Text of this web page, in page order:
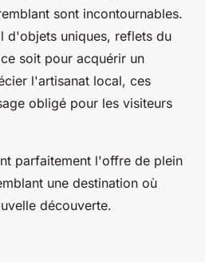
sont incontournables.
d'objets uniques, reflets du
soit pour acquérir un
l'artisanat local, ces
obligé pour les visiteurs
parfaitement l'offre de plein
une destination où
découverte.